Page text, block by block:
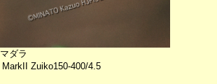
ダラ
Zuiko150-400/4.5